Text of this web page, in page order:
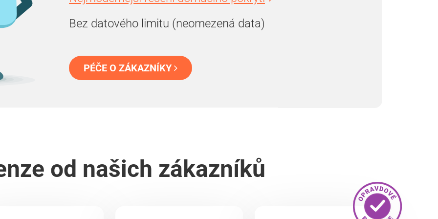
Bez datového limitu (neomezená data)
PÉČE O ZÁKAZNÍKY
od našich zákazníků